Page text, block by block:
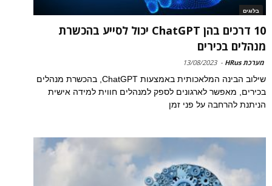
בלוגים
10 דרכים בהן ChatGPT יכול לסייע בהכשרת
מנהלים בכירים
מערכת HRus -
13/08/2023
שילוב הבינה המלאכותית באמצעות ChatGPT, בהכשרת מנהלים
בכירים, מאפשר לארגונים לספק למנהלים חווית למידה אישית
הניתנת להרחבה על פני זמן